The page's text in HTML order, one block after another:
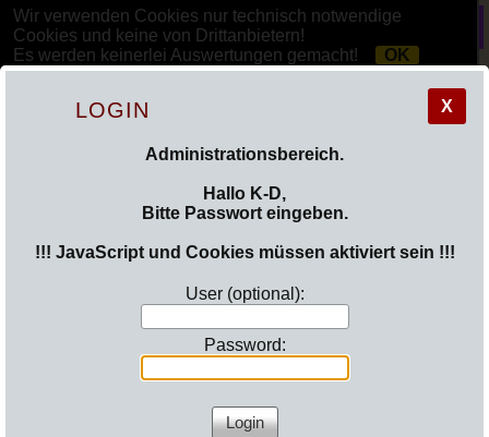
X
LOGIN
Administrationsbereich.
Hallo K-D,
Bitte Passwort eingeben.
!!! JavaScript und Cookies müssen aktiviert sein !!!
User (optional):
Password:
Potrait Klaus-Dieter Schabbel in HR4
(HR4 / 14.05.2009)
Wir verwenden Cookies nur technisch notwendige
Cookies und keine von Drittanbietern!
Es werden keinerlei Auswertungen gemacht!
OK
Mehr Informationen »